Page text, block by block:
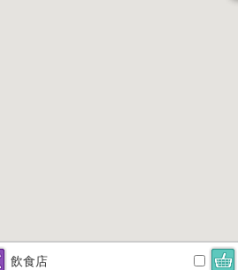
飲食店